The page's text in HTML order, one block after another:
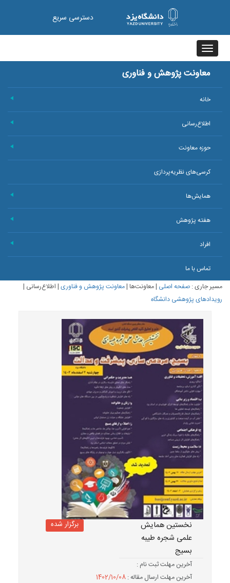
دسترسی سریع
Toggle
navigation
معاونت پژوهش و فناوری
خانه
اطلاع‌رسانی
حوزه معاونت
کرسی‌های نظریه‌پردازی
همایش‌ها
هفته پژوهش
افراد
تماس با ما
مسیر جاری :صفحه اصلی |معاونت‌ها|معاونت پژوهش و فناوری|اطلاع‌رسانی |
رویدادهای پژوهشی دانشگاه
نخستین همایش
علمی شجره طیبه
بسیج
برگزار شده
آخرین مهلت ثبت نام :
آخرین مهلت ارسال مقاله :1402/10/08